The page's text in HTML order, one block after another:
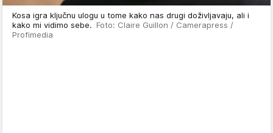
Kosa igra ključnu ulogu u tome kako nas drugi doživljavaju, ali i
kako mi vidimo sebe. Foto: Claire Guillon / Camerapress /
Profimedia